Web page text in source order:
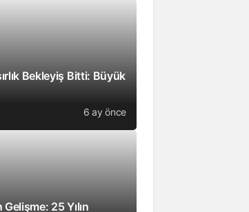
Bekleyiş Bitti: Büyük
6 ay önce
25 Yılın